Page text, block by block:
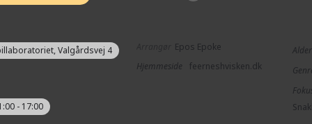
, Valgårdsvej 4
- 17:00
Epos Epoke
Hjemmeside
feerneshvisken.dk